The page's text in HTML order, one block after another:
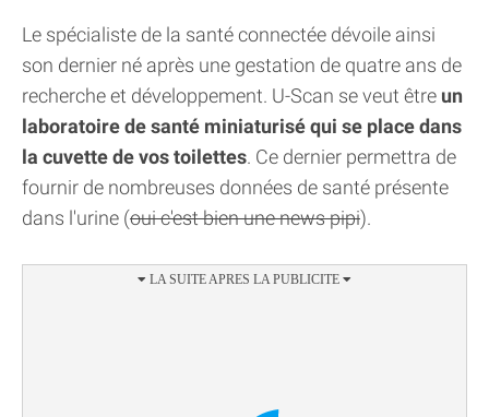
Le spécialiste de la santé connectée dévoile ainsi
son dernier né après une gestation de quatre ans de
recherche et développement. U-Scan se veut être un
laboratoire de santé miniaturisé qui se place dans
la cuvette de vos toilettes. Ce dernier permettra de
fournir de nombreuses données de santé présente
dans l'urine (oui c'est bien une news pipi).